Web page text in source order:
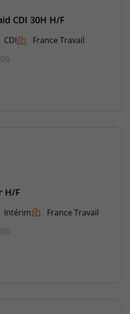
CDI 30H H/F
CDI
France Travail
H/F
Intérim
France Travail